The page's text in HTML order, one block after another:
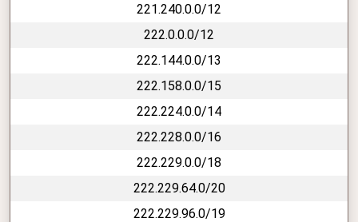
221.240.0.0/12
222.0.0.0/12
222.144.0.0/13
222.158.0.0/15
222.224.0.0/14
222.228.0.0/16
222.229.0.0/18
222.229.64.0/20
222.229.96.0/19